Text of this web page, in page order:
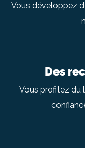
Vous développez
Des
Vous profitez du